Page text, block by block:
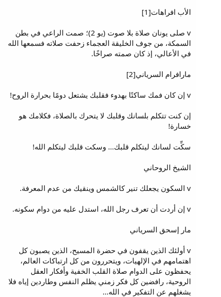
الأب افراهات[1]
v صلى يونان صلاة بلا صوت (يو 2)؛ صمت الراعي في بطن
السمكة، من جوف الخليقة العجماء زحفت صلاته فسمعها الله
في الأعالي، إذ كان صمته صراخًا.
مارافرام السرياني[2]
v إن كان فمك ساكتًا بهدوء فقلبك يشتعل دومًا بحرارة الروح!
إن كنت تتكلم بلسانك وقلبك لا يتحرك بالصلاة، فكلامك هو
خسارة!
سكِّت لسانك ليتكلم قلبك... وسكت قلبك ليتكلم الله!
الشيخ الروحاني
v السكون يجعلك تنير كالشمس وينقيك من عدم المعرفة.
v إن أردت أن تعرف رجل الله، استدل عليه من دوام سكونه.
مار إسحق السرياني
v أولئك الذين يقفون في حضرة المسيح، الذين يصبون كل
اهتمامهم في الإلهيات، ويتحررون من كل ارتباكات العالم،
يحفظون على الدوام صلاة القلب الخفية وأفكار العقل
الروحية، رافضين كل فكر زمني يظلم النفس وطاردين إياه فلا
يشغلهم عن التفكير في الله...